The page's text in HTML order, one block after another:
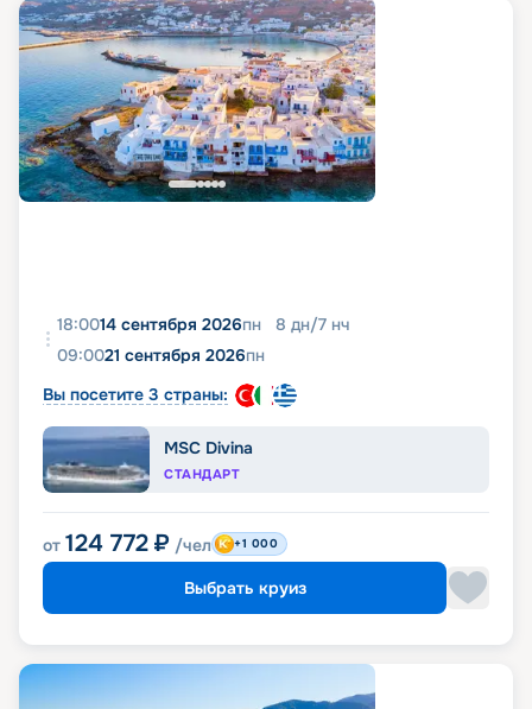
18:0014 сентября 2026пн 8 дн/7 нч
09:0021 сентября 2026пн
Вы посетите 3 страны:
MSC Divina
СТАНДАРТ
от 124 772 ₽ /чел +1 000
Выбрать круиз